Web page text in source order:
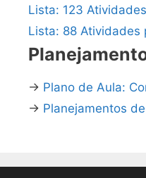
Lista: 123
Lista: 88 Atividades
→ Plano de Aula:
→ Planejamentos